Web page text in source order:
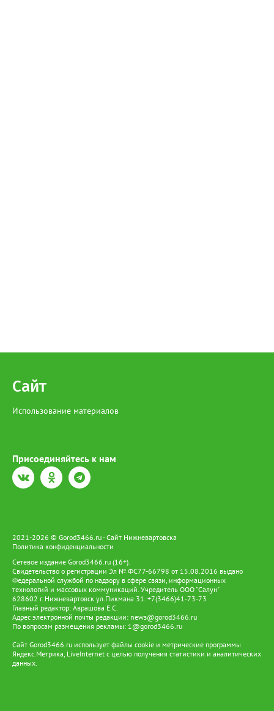
Сайт
Использование материалов
Присоединяйтесь к нам
2021-2026 © Gorod3466.ru - Сайт Нижневартовска
Политика конфиденциальности
Сетевое издание Gorod3466.ru (16+).
Свидетельство о регистрации Эл № ФС77-66798 от 15.08.2016 выдано
Федеральной службой по надзору в сфере связи, информационных
технологий и массовых коммуникаций. Учредитель ООО "Салун"
628602 г. Нижневартовск ул.Пикмана 31. +7(3466)41-73-73
Главный редактор: Аврашова Е.С.
Адрес электронной почты редакции: news@gorod3466.ru
По вопросам размещения рекламы: 1@gorod3466.ru
Сайт Gorod3466.ru использует файлы cookie и метрические программы
Яндекс.Метрика, LiveInternet с целью получения статистики и аналитических
данных.